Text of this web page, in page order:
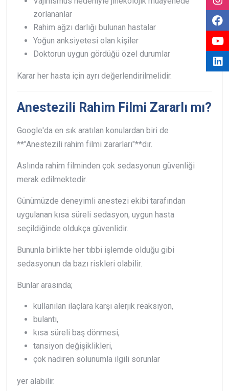
zorlananlar
Rahim ağzı darlığı bulunan hastalar
Yoğun anksiyetesi olan kişiler
Doktorun uygun gördüğü özel durumlar
Karar her hasta için ayrı değerlendirilmelidir.
Anestezili Rahim Filmi Zararlı mı?
Google'da en sık aratılan konulardan biri de
**"Anestezili rahim filmi zararları"**dır.
Aslında rahim filminden çok sedasyonun güvenliği
merak edilmektedir.
Günümüzde deneyimli anestezi ekibi tarafından
uygulanan kısa süreli sedasyon, uygun hasta
seçildiğinde oldukça güvenlidir.
Bununla birlikte her tıbbi işlemde olduğu gibi
sedasyonun da bazı riskleri olabilir.
Bunlar arasında;
kullanılan ilaçlara karşı alerjik reaksiyon,
bulantı,
kısa süreli baş dönmesi,
tansiyon değişiklikleri,
çok nadiren solunumla ilgili sorunlar
yer alabilir.